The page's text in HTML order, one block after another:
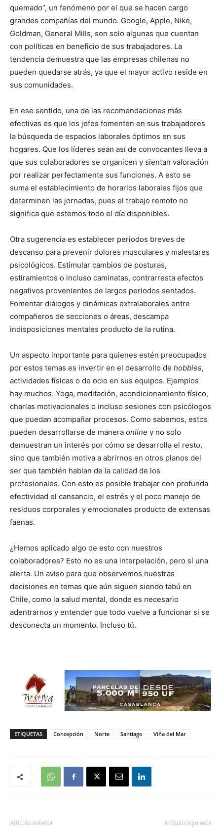
quemado”, un fenómeno por el que se hacen cargo
grandes compañías del mundo. Google, Apple, Nike,
Goldman, General Mills, son solo algunas que cuentan
con políticas en beneficio de sus trabajadores. La
tendencia demuestra que las empresas chilenas no
pueden quedarse atrás, ya que el mayor activo reside en
sus comunidades.
En ese sentido, una de las recomendaciones más
efectivas es que los jefes fomenten en sus trabajadores
la búsqueda de espacios laborales óptimos en sus
hogares. Que los líderes sean así de convocantes lleva a
que sus colaboradores se organicen y sientan valoración
por realizar perfectamente sus funciones. A esto se
suma el establecimiento de horarios laborales fijos que
determinen las jornadas, pues el trabajo remoto no
significa que estemos todo el día disponibles.
Otra sugerencia es establecer periodos breves de
descanso para prevenir dolores musculares y malestares
psicológicos. Estimular cambios de posturas,
estiramientos o incluso caminatas, contrarresta efectos
negativos provenientes de largos periodos sentados.
Fomentar diálogos y dinámicas extralaborales entre
compañeros de secciones o áreas, descampa
indisposiciones mentales producto de la rutina.
Un aspecto importante para quienes estén preocupados
por estos temas es invertir en el desarrollo de hobbies,
actividades físicas o de ocio en sus equipos. Ejemplos
hay muchos. Yoga, meditación, acondicionamiento físico,
charlas motivacionales o incluso sesiones con psicólogos
que puedan acompañar procesos. Como sabemos, estos
pueden desarrollarse de manera online y no solo
demuestran un interés por cómo se desarrolla el resto,
sino que también motiva a abrirnos en otros planos del
ser que también hablan de la calidad de los
profesionales. Con esto es posible trabajar con profunda
efectividad el cansancio, el estrés y el poco manejo de
residuos corporales y emocionales producto de extensas
faenas.
¿Hemos aplicado algo de esto con nuestros
colaboradores? Esto no es una interpelación, pero sí una
alerta. Un aviso para que observemos nuestras
decisiones en temas que aún siguen siendo tabú en
Chile, como la salud mental, donde es necesario
adentrarnos y entender que todo vuelve a funcionar si se
desconecta un momento. Incluso tú.
ETIQUETAS Concepción Norte Santiago Viña del Mar
Artículo anterior Artículo siguiente